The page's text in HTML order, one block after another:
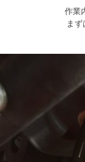
作業
ま